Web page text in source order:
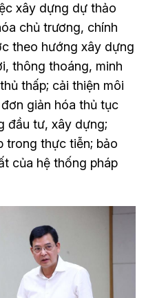
xây dựng dự thảo
chủ trương, chính
theo hướng xây dựng
thông thoáng, minh
thấp; cải thiện môi
giản hóa thủ tục
đầu tư, xây dựng;
trong thực tiễn; bảo
của hệ thống pháp